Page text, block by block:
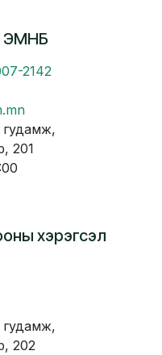
ЭМНБ
2142
201
хэрэгсэл
202